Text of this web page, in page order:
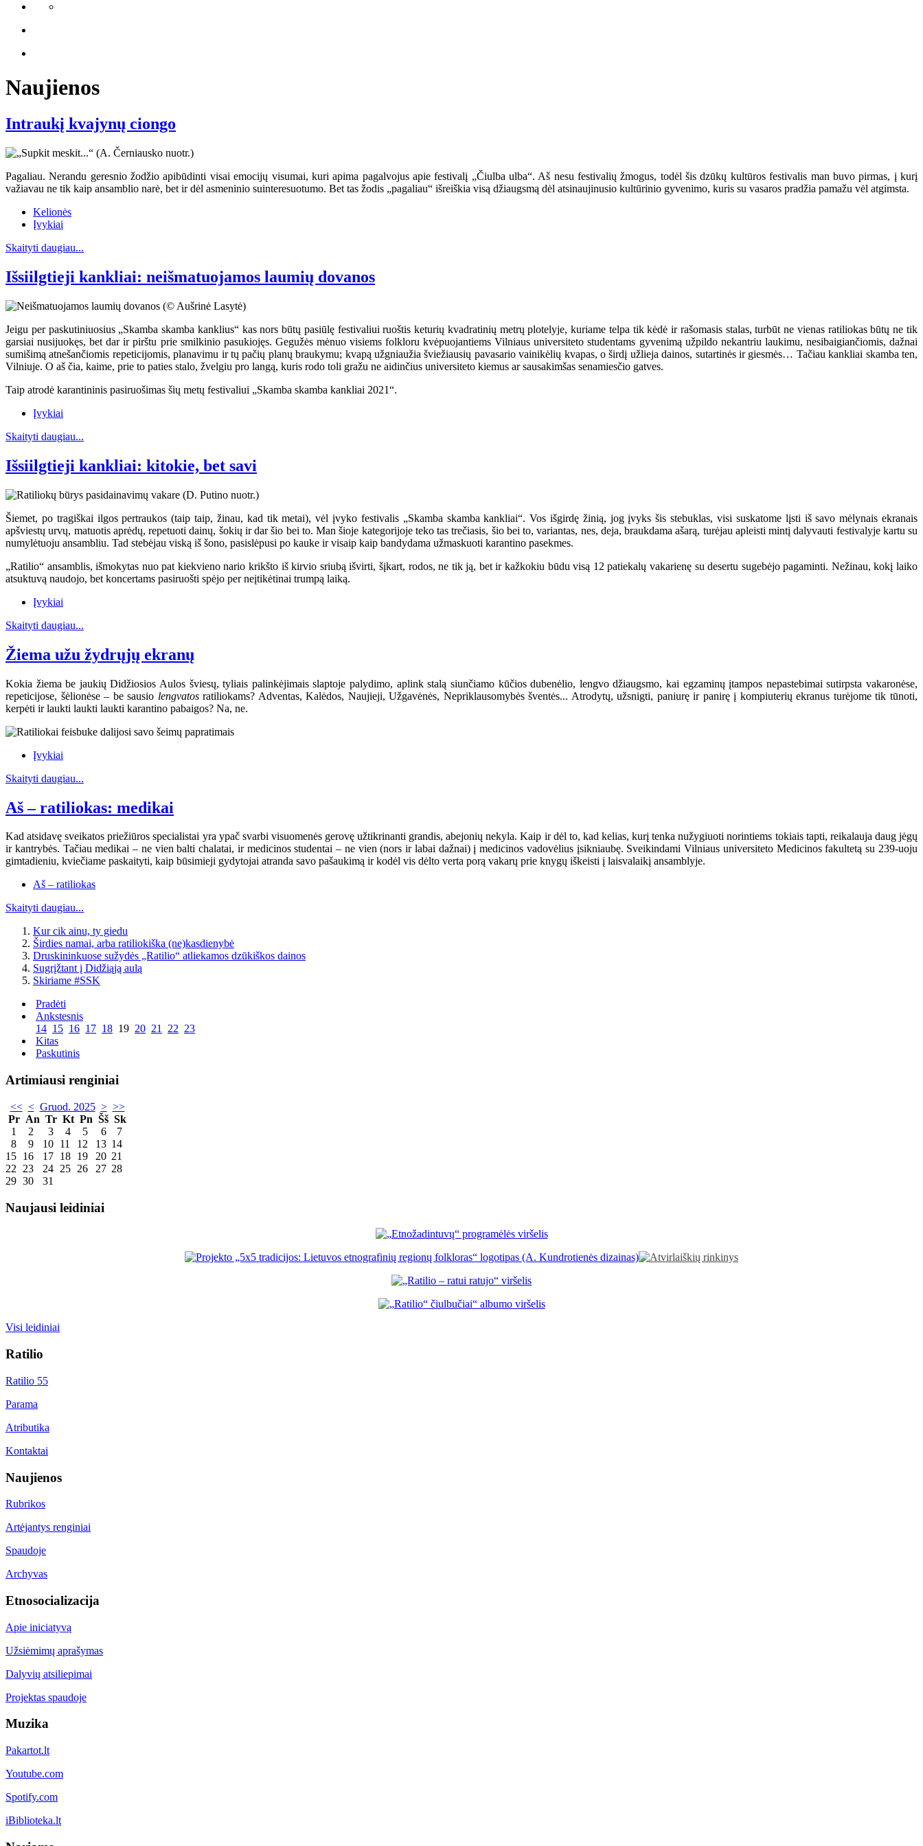
Naujienos
Intraukį kvajynų ciongo
Pagaliau. Nerandu geresnio žodžio apibūdinti visai emocijų visumai, kuri apima pagalvojus apie festivalį „Čiulba ulba“. Aš nesu festivalių žmogus, todėl šis dzūkų kultūros festivalis man buvo pirmas, į kurį
važiavau ne tik kaip ansamblio narė, bet ir dėl asmeninio suinteresuotumo. Bet tas žodis „pagaliau“ išreiškia visą džiaugsmą dėl atsinaujinusio kultūrinio gyvenimo, kuris su vasaros pradžia pamažu vėl atgimsta.
Kelionės
Įvykiai
Skaityti daugiau...
Išsiilgtieji kankliai: neišmatuojamos laumių dovanos
Jeigu per paskutiniuosius „Skamba skamba kanklius“ kas nors būtų pasiūlę festivaliui ruoštis keturių kvadratinių metrų plotelyje, kuriame telpa tik kėdė ir rašomasis stalas, turbūt ne vienas ratiliokas būtų ne tik
garsiai nusijuokęs, bet dar ir pirštu prie smilkinio pasukiojęs. Gegužės mėnuo visiems folkloru kvėpuojantiems Vilniaus universiteto studentams gyvenimą užpildo nekantriu laukimu, nesibaigiančiomis, dažnai
sumišimą atnešančiomis repeticijomis, planavimu ir tų pačių planų braukymu; kvapą užgniaužia šviežiausių pavasario vainikėlių kvapas, o širdį užlieja dainos, sutartinės ir giesmės… Tačiau kankliai skamba ten,
Vilniuje. O aš čia, kaime, prie to paties stalo, žvelgiu pro langą, kuris rodo toli gražu ne aidinčius universiteto kiemus ar sausakimšas senamiesčio gatves.
Taip atrodė karantininis pasiruošimas šių metų festivaliui „Skamba skamba kankliai 2021“.
Įvykiai
Skaityti daugiau...
Išsiilgtieji kankliai: kitokie, bet savi
Šiemet, po tragiškai ilgos pertraukos (taip taip, žinau, kad tik metai), vėl įvyko festivalis „Skamba skamba kankliai“. Vos išgirdę žinią, jog įvyks šis stebuklas, visi suskatome lįsti iš savo mėlynais ekranais
apšviestų urvų, matuotis aprėdų, repetuoti dainų, šokių ir dar šio bei to. Man šioje kategorijoje teko tas trečiasis, šio bei to, variantas, nes, deja, braukdama ašarą, turėjau apleisti mintį dalyvauti festivalyje kartu su
numylėtuoju ansambliu. Tad stebėjau viską iš šono, pasislėpusi po kauke ir visaip kaip bandydama užmaskuoti karantino pasekmes.
„Ratilio“ ansamblis, išmokytas nuo pat kiekvieno nario krikšto iš kirvio sriubą išvirti, šįkart, rodos, ne tik ją, bet ir kažkokiu būdu visą 12 patiekalų vakarienę su desertu sugebėjo pagaminti. Nežinau, kokį laiko
atsuktuvą naudojo, bet koncertams pasiruošti spėjo per neįtikėtinai trumpą laiką.
Įvykiai
Skaityti daugiau...
Žiema užu žydrųjų ekranų
Kokia žiema be jaukių Didžiosios Aulos šviesų, tyliais palinkėjimais slaptoje palydimo, aplink stalą siunčiamo kūčios dubenėlio, lengvo džiaugsmo, kai egzaminų įtampos nepastebimai sutirpsta vakaronėse,
repeticijose, šėlionėse – be sausio lengvatosratiliokams? Adventas, Kalėdos, Naujieji, Užgavėnės, Nepriklausomybės šventės... Atrodytų, užsnigti, paniurę ir panirę į kompiuterių ekranus turėjome tik tūnoti,
kerpėti ir laukti laukti laukti karantino pabaigos? Na, ne.
Įvykiai
Skaityti daugiau...
Aš – ratiliokas: medikai
Kad atsidavę sveikatos priežiūros specialistai yra ypač svarbi visuomenės gerovę užtikrinanti grandis, abejonių nekyla. Kaip ir dėl to, kad kelias, kurį tenka nužygiuoti norintiems tokiais tapti, reikalauja daug jėgų
ir kantrybės. Tačiau medikai – ne vien balti chalatai, ir medicinos studentai – ne vien (nors ir labai dažnai) į medicinos vadovėlius įsikniaubę. Sveikindami Vilniaus universiteto Medicinos fakultetą su 239-uoju
gimtadieniu, kviečiame paskaityti, kaip būsimieji gydytojai atranda savo pašaukimą ir kodėl vis dėlto verta porą vakarų prie knygų iškeisti į laisvalaikį ansamblyje.
Aš – ratiliokas
Skaityti daugiau...
Kur cik ainu, ty giedu
Širdies namai, arba ratiliokiška (ne)kasdienybė
Druskininkuose sužydės „Ratilio“ atliekamos dzūkiškos dainos
Sugrįžtant į Didžiąją aulą
Skiriame #SSK
Pradėti
Ankstesnis
14 15 16 17 18 19 20 21 22 23
Kitas
Paskutinis
Artimiausi renginiai
<< < Gruod. 2025 > >>
Pr An Tr Kt Pn Šš Sk
1
2 3 4 5 6
7
8
9 10 11 12 13 14
15 16 17 18 19 20 21
22
23 24 25 26 27 28
29 30 31
Naujausi leidiniai
Visi leidiniai
Ratilio
Ratilio 55
Parama
Atributika
Kontaktai
Naujienos
Rubrikos
Artėjantys renginiai
Spaudoje
Archyvas
Etnosocializacija
Apie iniciatyvą
Užsiėmimų aprašymas
Dalyvių atsiliepimai
Projektas spaudoje
Muzika
Pakartot.lt
Youtube.com
Spotify.com
iBiblioteka.lt